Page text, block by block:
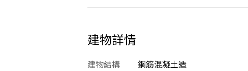
建物詳情
建物結構 鋼筋混凝土造